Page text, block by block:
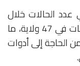
عدد الحالات خلال
الأشهر الأخيرة، حيث تم الإبلاغ عن إصابات في 47 ولاية، ما
الحاجة إلى أدوات